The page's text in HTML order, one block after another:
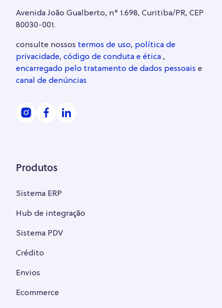
Avenida João Gualberto, n° 1.698, Curitiba/PR, CEP
80030-001.
consulte nossos termos de uso, política de
privacidade, código de conduta e ética ,
encarregado pelo tratamento de dados pessoais e
canal de denúncias
Produtos
Sistema ERP
Hub de integração
Sistema PDV
Crédito
Envios
Ecommerce